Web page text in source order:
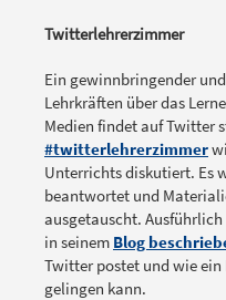
Twitterlehrerzimmer
Ein gewinnbringender
Lehrkräften über das
Medien findet auf Twitter
#twitterlehrerzimmer
Unterrichts diskutiert. Es
beantwortet und
ausgetauscht. Ausführlich
in seinem Blog
Twitter postet und wie
gelingen kann.